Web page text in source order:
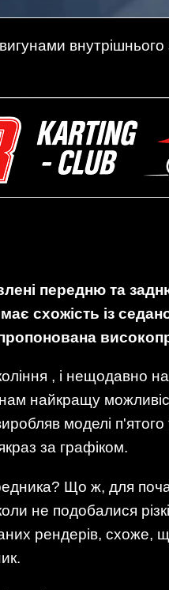
передню та
схожість із
, і нещодавно
найкращу
моделі
за графіком.
Що ж, для
не подобалися
рендерів,